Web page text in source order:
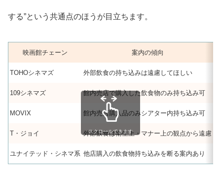
する”という共通点のほうが目立ちます。
映画館チェーン 案内の傾向
TOHOシネマズ 外部飲食の持ち込みは遠慮してほしい
109シネマズ 館内売店で購入した飲食物のみ持ち込み可
MOVIX 館内売店購入品のみシアター内持ち込み可
T・ジョイ 外部飲食は衛生上・マナー上の観点から遠慮
ユナイテッド・シネマ系 他店購入の飲食物持ち込みを断る案内あり
スクロールできます